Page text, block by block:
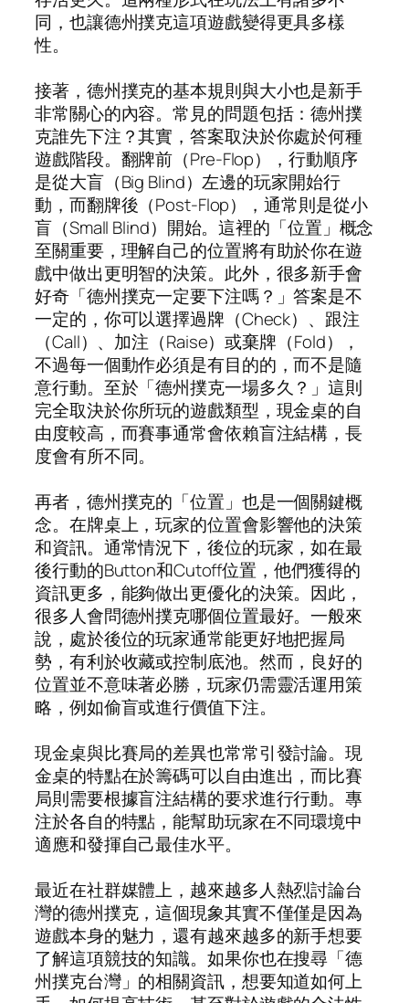
同，也讓德州撲克這項遊戲變得更具多樣
性。
接著，德州撲克的基本規則與大小也是新手
非常關心的內容。常見的問題包括：德州撲
克誰先下注？其實，答案取決於你處於何種
遊戲階段。翻牌前（Pre-Flop），行動順序
是從大盲（Big Blind）左邊的玩家開始行
動，而翻牌後（Post-Flop），通常則是從小
盲（Small Blind）開始。這裡的「位置」概念
至關重要，理解自己的位置將有助於你在遊
戲中做出更明智的決策。此外，很多新手會
好奇「德州撲克一定要下注嗎？」答案是不
一定的，你可以選擇過牌（Check）、跟注
（Call）、加注（Raise）或棄牌（Fold），
不過每一個動作必須是有目的的，而不是隨
意行動。至於「德州撲克一場多久？」這則
完全取決於你所玩的遊戲類型，現金桌的自
由度較高，而賽事通常會依賴盲注結構，長
度會有所不同。
再者，德州撲克的「位置」也是一個關鍵概
念。在牌桌上，玩家的位置會影響他的決策
和資訊。通常情況下，後位的玩家，如在最
後行動的Button和Cutoff位置，他們獲得的
資訊更多，能夠做出更優化的決策。因此，
很多人會問德州撲克哪個位置最好。一般來
說，處於後位的玩家通常能更好地把握局
勢，有利於收藏或控制底池。然而，良好的
位置並不意味著必勝，玩家仍需靈活運用策
略，例如偷盲或進行價值下注。
現金桌與比賽局的差異也常常引發討論。現
金桌的特點在於籌碼可以自由進出，而比賽
局則需要根據盲注結構的要求進行行動。專
注於各自的特點，能幫助玩家在不同環境中
適應和發揮自己最佳水平。
最近在社群媒體上，越來越多人熱烈討論台
灣的德州撲克，這個現象其實不僅僅是因為
遊戲本身的魅力，還有越來越多的新手想要
了解這項競技的知識。如果你也在搜尋「德
州撲克台灣」的相關資訊，想要知道如何上